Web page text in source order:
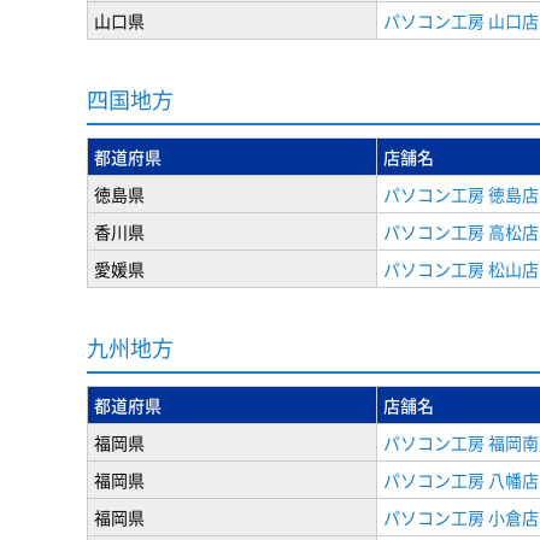
山口県
パソコン工房 山口店
四国地方
都道府県 店舗名
徳島県
パソコン工房 徳島店
香川県
パソコン工房 高松店
愛媛県
パソコン工房 松山店
九州地方
都道府県 店舗名
福岡県
パソコン工房 福岡
福岡県
パソコン工房 八幡店
福岡県
パソコン工房 小倉店